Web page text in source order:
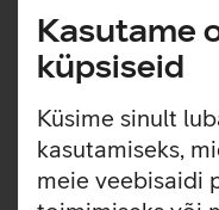
Kasutame
küpsiseid
Küsime sinult
kasutamiseks,
meie veebisaidi